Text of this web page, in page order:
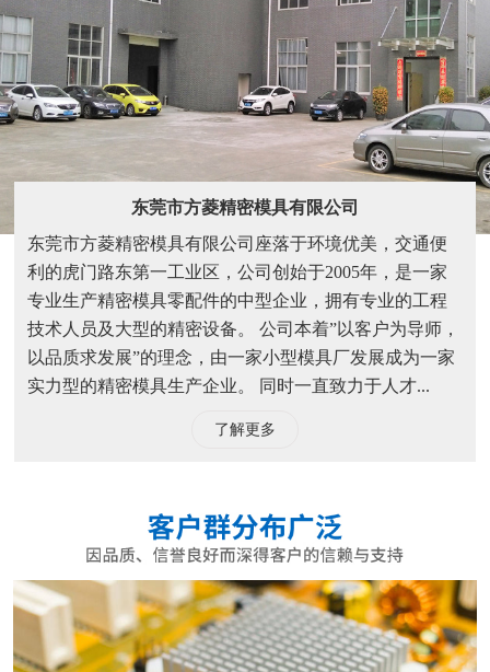
东莞市方菱精密模具有限公司
东莞市方菱精密模具有限公司座落于环境优美，交通便
利的虎门路东第一工业区，公司创始于2005年，是一家
专业生产精密模具零配件的中型企业，拥有专业的工程
技术人员及大型的精密设备。 公司本着”以客户为导师，
以品质求发展”的理念，由一家小型模具厂发展成为一家
实力型的精密模具生产企业。 同时一直致力于人才...
了解更多